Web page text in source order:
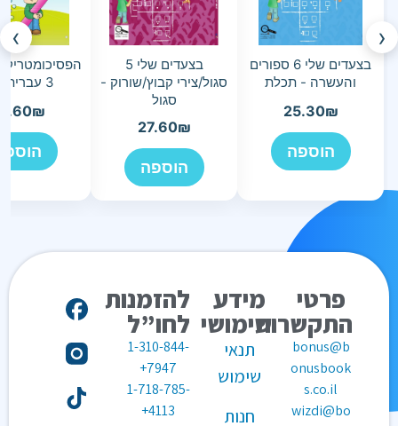
‹
בצעדים שלי 6 ספורים
והעשרה - תכלת
25.30₪
הוספה
בצעדים שלי 5
סגול/צירי קבוץ/שורוק -
סגול
27.60₪
הוספה
3 עברית א-ב
₪
›
פרטי
התקשרות
bonus@b
onusbook
s.co.il
wizdi@bo
מידע
שימושי
תנאי
שימוש
חנות
להזמנות
לחו”ל
1-310-844-
7947+
1-718-785-
4113+